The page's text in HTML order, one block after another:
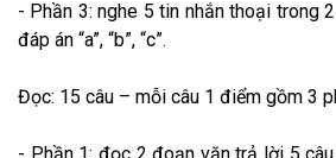
- Phần 3: nghe 5 tin nhắn thoại trong
đáp án “a”, “b”, “c”.
Đọc: 15 câu – mỗi câu 1 điểm gồm 3